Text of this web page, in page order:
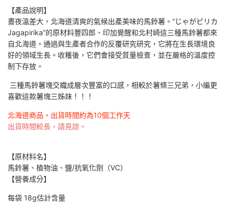
【產品說明】
晝夜溫差大，北海道清爽的氣候出產美味的馬鈴薯。 “じゃがピリカ
Jagapirika”的原材料豐四郎、印加覺醒和北村崎這三種馬鈴薯都來
自北海道。 通過與生產者合作的反覆研究研究，它將在生長環境良
好的領域生長。 收穫後，它們會接受質量檢查，並在嚴格的溫度控
制下存放。
三種馬鈴薯塊交織成層次豐富的口感，相較於薯條三兄弟，小編更
喜歡這款薯塊三姊妹！！！
北海道商品，出貨時間約為10個工作天
出貨時間較長，請見諒。
【原材料名】
馬鈴薯、植物油、鹽/抗氧化劑（VC）
【營養成分】
每袋 18g估計含量